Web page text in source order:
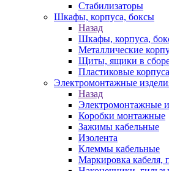
Стабилизаторы
Шкафы, корпуса, боксы
Назад
Шкафы, корпуса,
Металлические
Щиты, ящики в
Пластиковые
Электромонтажные
Назад
Электромонтажные
Коробки монтажные
Зажимы кабельные
Изолента
Клеммы кабельные
Маркировка кабеля,